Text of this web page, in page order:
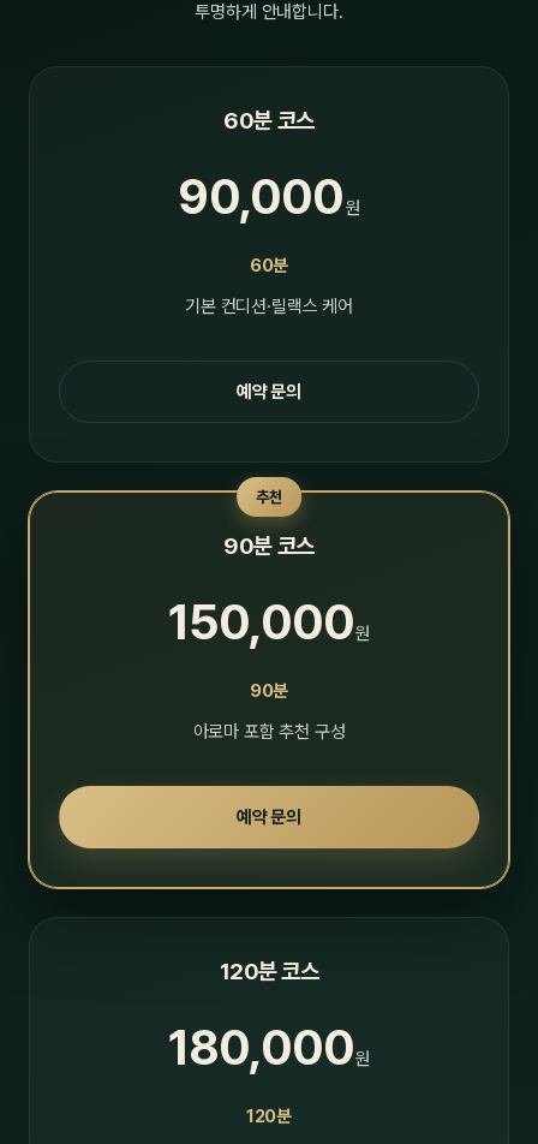
투명하게 안내합니다.
60분 코스
90,000원
60분
기본 컨디션·릴랙스 케어
예약 문의
추천
90분 코스
150,000원
90분
아로마 포함 추천 구성
예약 문의
120분 코스
180,000원
120분